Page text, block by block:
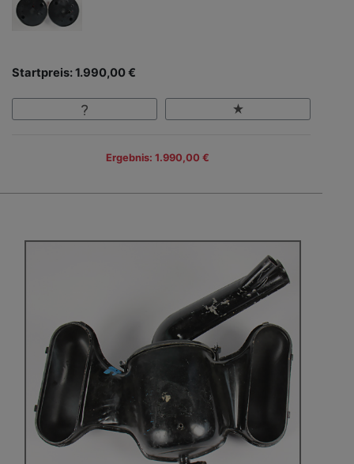
Startpreis: 1.990,00 €
Ergebnis: 1.990,00 €